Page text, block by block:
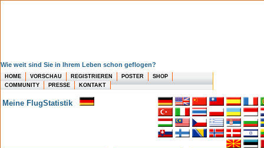
Wie weit sind Sie in Ihrem Leben schon geflogen?
HOME VORSCHAU REGISTRIEREN POSTER
SHOP
COMMUNITY
PRESSE KONTAKT
Meine FlugStatistik